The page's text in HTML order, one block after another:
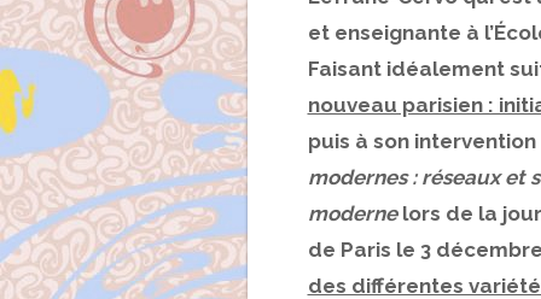
et enseignante à
Faisant idéalement
nouveau parisien :
puis à son intervention
modernes : réseaux et
moderne lors de la
de Paris le 3
des différentes